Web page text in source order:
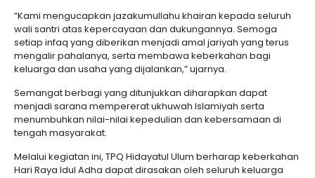
“Kami mengucapkan jazakumullahu khairan kepada seluruh
wali santri atas kepercayaan dan dukungannya. Semoga
setiap infaq yang diberikan menjadi amal jariyah yang terus
mengalir pahalanya, serta membawa keberkahan bagi
keluarga dan usaha yang dijalankan,” ujarnya.
Semangat berbagi yang ditunjukkan diharapkan dapat
menjadi sarana mempererat ukhuwah Islamiyah serta
menumbuhkan nilai-nilai kepedulian dan kebersamaan di
tengah masyarakat.
Melalui kegiatan ini, TPQ Hidayatul Ulum berharap keberkahan
Hari Raya Idul Adha dapat dirasakan oleh seluruh keluarga